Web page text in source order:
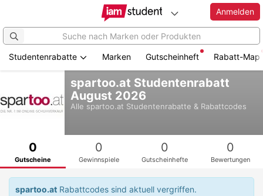
springen
Anmelden
Studentenrabatte Marken Gutscheinheft Rabatt-Map
spartoo.at Studentenrabatt
August 2026
Alle spartoo.at Studentenrabatte & Rabattcodes
0
Gutscheine
0
Gewinnspiele
0
Gutscheinhefte
0
Bewertungen
spartoo.at Rabattcodes sind aktuell vergriffen.